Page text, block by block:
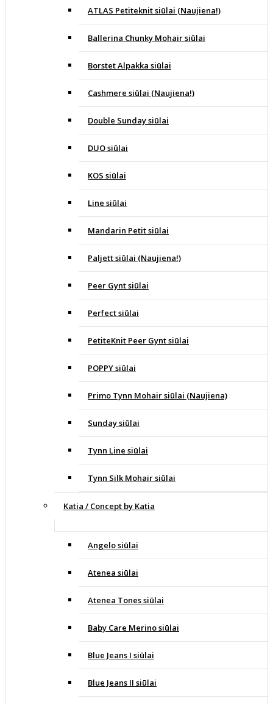
ATLAS Petiteknit siūlai (Naujiena!)
Ballerina Chunky Mohair siūlai
Borstet Alpakka siūlai
Cashmere siūlai (Naujiena!)
Double Sunday siūlai
DUO siūlai
KOS siūlai
Line siūlai
Mandarin Petit siūlai
Paljett siūlai (Naujiena!)
Peer Gynt siūlai
Perfect siūlai
PetiteKnit Peer Gynt siūlai
POPPY siūlai
Primo Tynn Mohair siūlai (Naujiena)
Sunday siūlai
Tynn Line siūlai
Tynn Silk Mohair siūlai
Katia / Concept by Katia
Angelo siūlai
Atenea siūlai
Atenea Tones siūlai
Baby Care Merino siūlai
Blue Jeans I siūlai
Blue Jeans II siūlai